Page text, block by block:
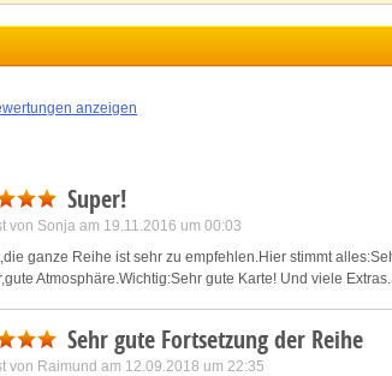
anzeigen
Super!
von Sonja am 19.11.2016 um 00:03
ganze Reihe ist sehr zu empfehlen.Hier stimmt
Atmosphäre.Wichtig:Sehr gute Karte! Und viele
Sehr gute Fortsetzung der Reihe
von Raimund am 12.09.2018 um 22:35